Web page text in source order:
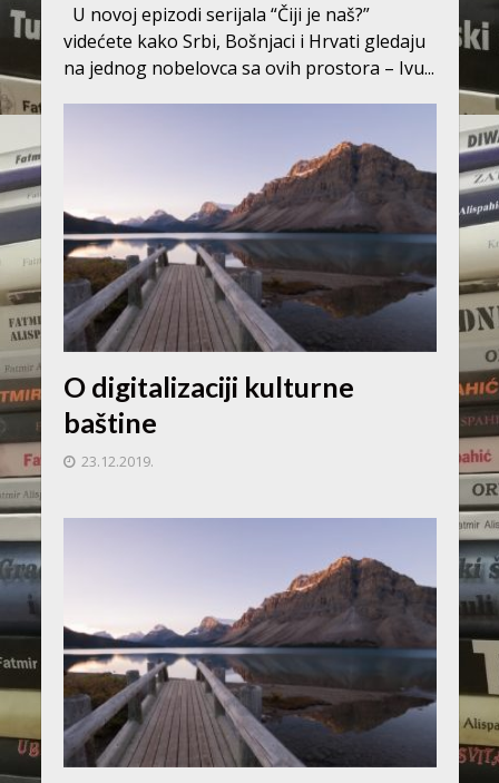
U novoj epizodi serijala “Čiji je naš?”
videćete kako Srbi, Bošnjaci i Hrvati gledaju
na jednog nobelovca sa ovih prostora – Ivu...
O digitalizaciji kulturne
baštine
23.12.2019.